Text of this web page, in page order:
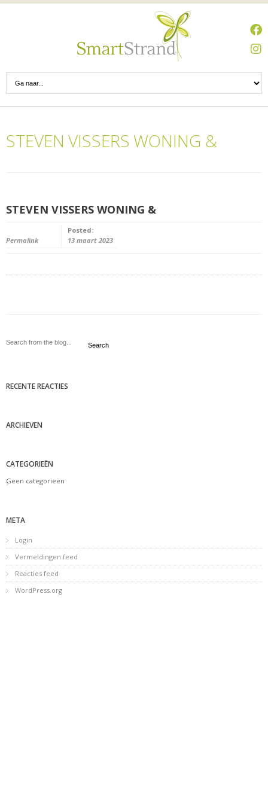
STEVEN VISSERS WONING &
STEVEN VISSERS WONING &
Permalink
Posted:
13 maart 2023
Search
RECENTE REACTIES
ARCHIEVEN
CATEGORIEËN
Geen categorieën
META
Login
Vermeldingen feed
Reacties feed
WordPress.org